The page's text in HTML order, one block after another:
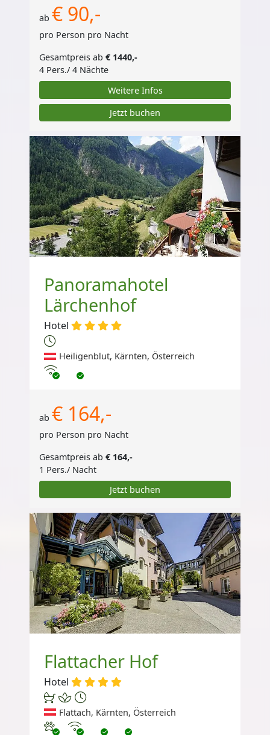
ab € 90,-
pro Person pro Nacht
Gesamtpreis ab € 1440,-
4 Pers./ 4 Nächte
Weitere Infos
Jetzt buchen
Panoramahotel
Lärchenhof
Hotel
Heiligenblut, Kärnten, Österreich
Internet
ab € 164,-
pro Person pro Nacht
Gesamtpreis ab € 164,-
1 Pers./ Nacht
Jetzt buchen
Flattacher Hof
Hotel
Flattach, Kärnten, Österreich
Haustiere erlaubt
Internet